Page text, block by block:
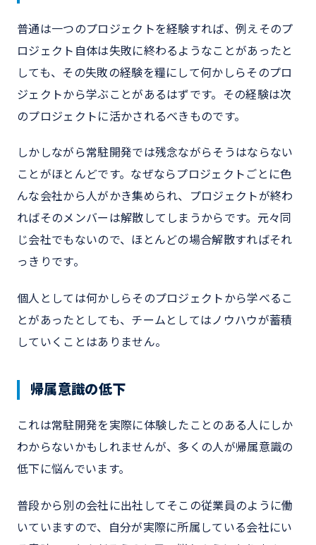
普通は一つのプロジェクトを経験すれば、例えそのプ
ロジェクト自体は失敗に終わるようなことがあったと
しても、その失敗の経験を糧にして何かしらそのプロ
ジェクトから学ぶことがあるはずです。その経験は次
のプロジェクトに活かされるべきものです。
しかしながら常駐開発では残念ながらそうはならない
ことがほとんどです。なぜならプロジェクトごとに色
んな会社から人がかき集められ、プロジェクトが終わ
ればそのメンバーは解散してしまうからです。元々同
じ会社でもないので、ほとんどの場合解散すればそれ
っきりです。
個人としては何かしらそのプロジェクトから学べるこ
とがあったとしても、チームとしてはノウハウが蓄積
していくことはありません。
帰属意識の低下
これは常駐開発を実際に体験したことのある人にしか
わからないかもしれませんが、多くの人が帰属意識の
低下に悩んでいます。
普段から別の会社に出社してそこの従業員のように働
いていますので、自分が実際に所属している会社にい